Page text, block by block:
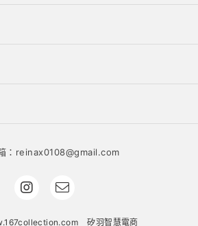
：reinax0108@gmail.com
矽羽智慧電商